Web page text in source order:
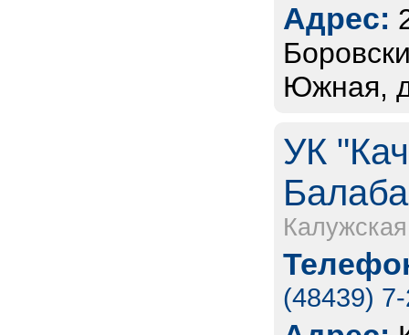
Адрес:
Южная,
УК
(48439)